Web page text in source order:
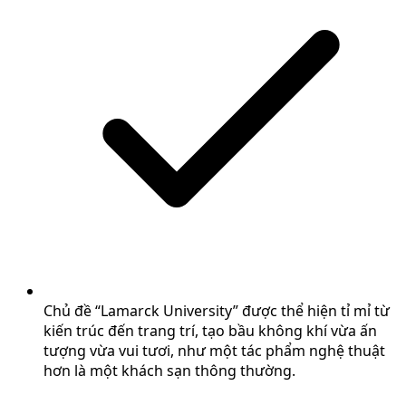
Chủ đề “Lamarck University” được thể hiện tỉ mỉ từ
kiến trúc đến trang trí, tạo bầu không khí vừa ấn
tượng vừa vui tươi, như một tác phẩm nghệ thuật
hơn là một khách sạn thông thường.